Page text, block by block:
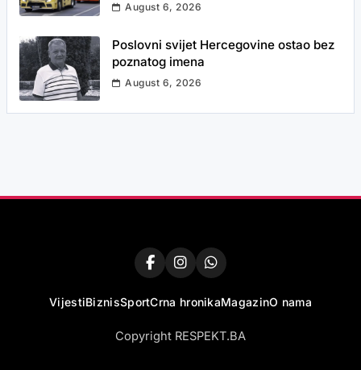
August 6, 2026
Poslovni svijet Hercegovine ostao bez
poznatog imena
August 6, 2026
VijestiBiznisSportCrna hronikaMagazinO nama
Copyright RESPEKT.BA